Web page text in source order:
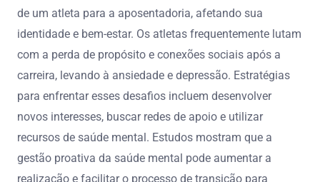
de um atleta para a aposentadoria, afetando sua
identidade e bem-estar. Os atletas frequentemente lutam
com a perda de propósito e conexões sociais após a
carreira, levando à ansiedade e depressão. Estratégias
para enfrentar esses desafios incluem desenvolver
novos interesses, buscar redes de apoio e utilizar
recursos de saúde mental. Estudos mostram que a
gestão proativa da saúde mental pode aumentar a
realização e facilitar o processo de transição para